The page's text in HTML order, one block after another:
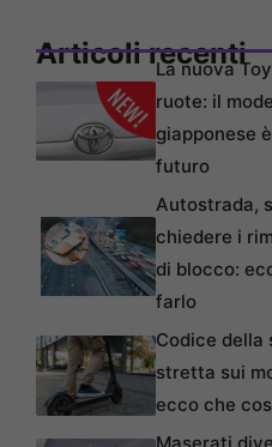
Articoli recenti
La nuova
ruote: il
giapponese
futuro
Autostrada,
chiedere i
di blocco:
farlo
Codice della
stretta sui
ecco che